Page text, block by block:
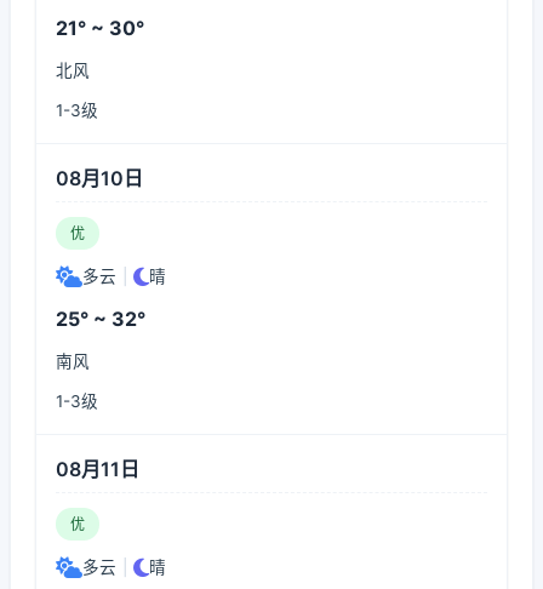
21° ~ 30°
北风
1-3级
08月10日
优
多云 晴
25° ~ 32°
南风
1-3级
08月11日
优
多云 晴